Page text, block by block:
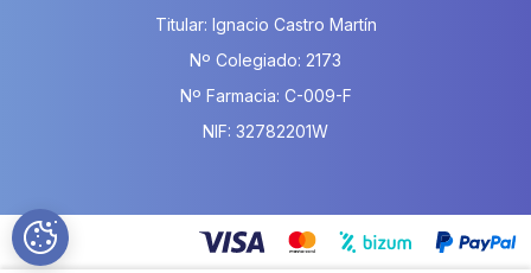
Titular: Ignacio Castro Martín
Nº Colegiado: 2173
Nº Farmacia: C-009-F
NIF: 32782201W